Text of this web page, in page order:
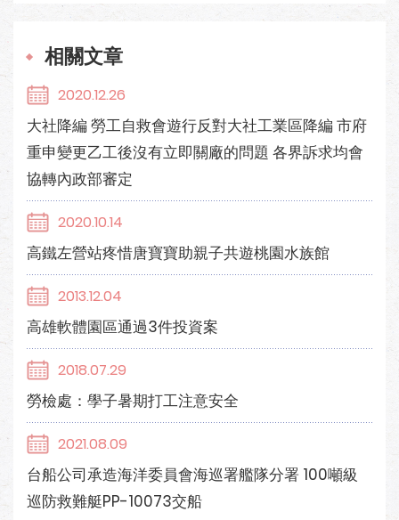
相關文章
2020.12.26
大社降編 勞工自救會遊行反對大社工業區降編 市府
重申變更乙工後沒有立即關廠的問題 各界訴求均會
協轉內政部審定
2020.10.14
高鐵左營站疼惜唐寶寶助親子共遊桃園水族館
2013.12.04
高雄軟體園區通過3件投資案
2018.07.29
勞檢處：學子暑期打工注意安全
2021.08.09
台船公司承造海洋委員會海巡署艦隊分署 100噸級
巡防救難艇PP-10073交船